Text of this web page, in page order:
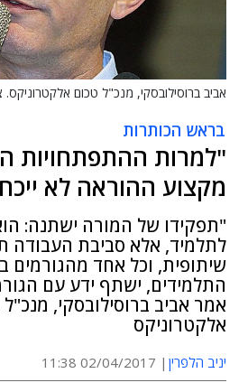
אביב ברוסילובסקי, מנכ"ל טכום אלקטרוניקס.
בראש הכותרות
"למרות ההתפתחויות
מקצוע ההוראה לא
"תפקידו של המורה ישתנה:
לתלמיד, אלא סביבת העבודה
שיתופית, וכל אחד מהגורמים
התלמידים, ישתף ידע עם
אמר אביב ברוסילובסקי,
אלקטרוניקס
יניב הלפרין 02/04/2017 11:38